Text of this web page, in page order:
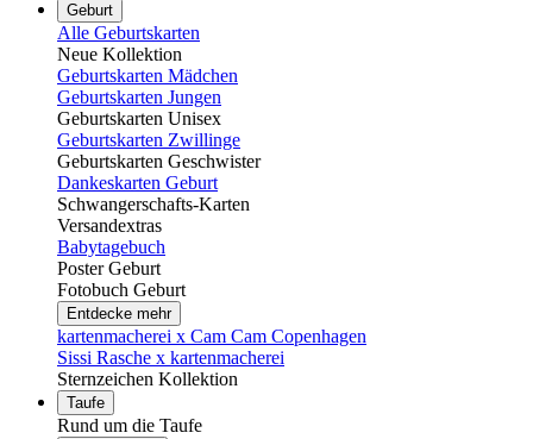
Geburt
Alle Geburtskarten
Neue Kollektion
Geburtskarten Mädchen
Geburtskarten Jungen
Geburtskarten Unisex
Geburtskarten Zwillinge
Geburtskarten Geschwister
Dankeskarten Geburt
Schwangerschafts-Karten
Versandextras
Babytagebuch
Poster Geburt
Fotobuch Geburt
Entdecke mehr
kartenmacherei x Cam Cam Copenhagen
Sissi Rasche x kartenmacherei
Sternzeichen Kollektion
Taufe
Rund um die Taufe